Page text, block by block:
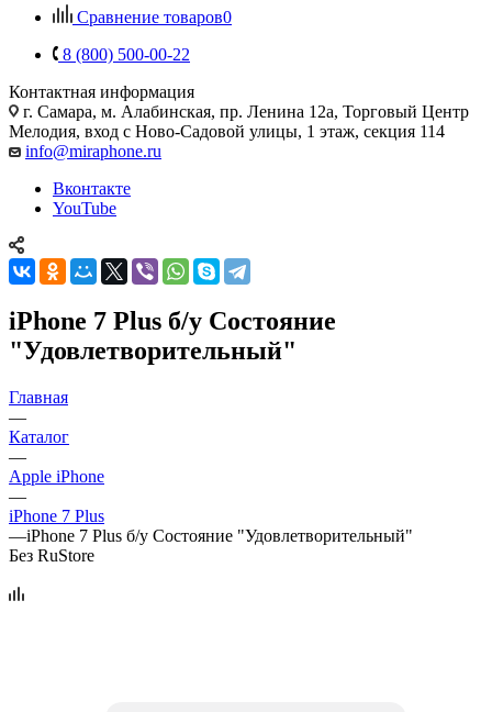
Сравнение товаров0
8 (800) 500-00-22
Контактная информация
г. Самара, м. Алабинская, пр. Ленина 12а, Торговый Центр
Мелодия, вход с Ново-Садовой улицы, 1 этаж, секция 114
info@miraphone.ru
Вконтакте
YouTube
iPhone 7 Plus б/у Состояние
"Удовлетворительный"
Главная
—
Каталог
—
Apple iPhone
—
iPhone 7 Plus
—iPhone 7 Plus б/у Состояние "Удовлетворительный"
Без RuStore